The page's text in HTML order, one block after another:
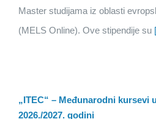
Master studijama iz oblasti
(MELS Online). Ove stipendije su
„ITEC“ – Međunarodni kursevi
2026./2027. godini